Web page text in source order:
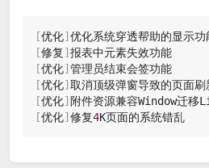
[优化]
[修复 ]
报表中元素失效功能
[优化]
管理员结束会签功能
[优化]
[优化]
[优化] 修复4 K页面的系统错乱